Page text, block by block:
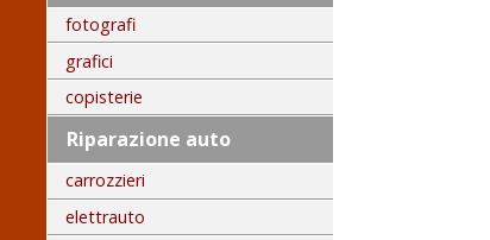
fotografi
grafici
copisterie
Riparazione auto
carrozzieri
elettrauto